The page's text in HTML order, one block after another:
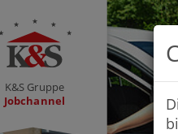
K&S Gruppe
Jobchannel